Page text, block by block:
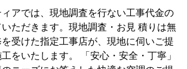
アでは、現地調査を行ない工事代金の
ただきます。現地調査・お見 積りは無
受けた指定工事店が、現地に伺いご提
をいたします。 「安心・安全・丁寧」